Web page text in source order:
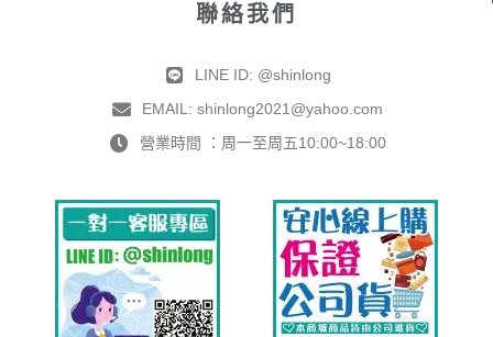
聯絡我們
LINE ID: @shinlong
EMAIL: shinlong2021@yahoo.com
營業時間 ：周一至周五10:00~18:00